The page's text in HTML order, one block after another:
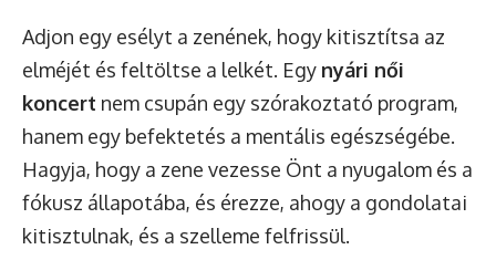
Adjon egy esélyt a zenének, hogy kitisztítsa az
elméjét és feltöltse a lelkét. Egy nyári női
koncert nem csupán egy szórakoztató program,
hanem egy befektetés a mentális egészségébe.
Hagyja, hogy a zene vezesse Önt a nyugalom és a
fókusz állapotába, és érezze, ahogy a gondolatai
kitisztulnak, és a szelleme felfrissül.